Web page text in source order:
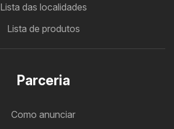
Lista das localidades
Lista de produtos
Parceria
Como anunciar